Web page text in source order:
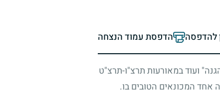
להדפסה הדפסת עמוד הנצחה
ועוד במאורעות תרצ"ו-תרצ"ט
אחד המכונאים הטובים בו.